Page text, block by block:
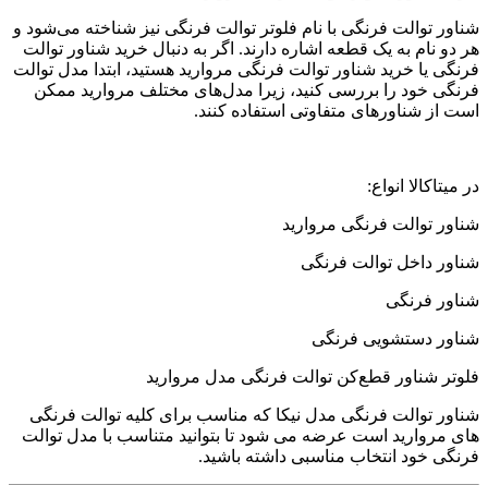
شناور توالت فرنگی با نام فلوتر توالت فرنگی نیز شناخته می‌شود و
هر دو نام به یک قطعه اشاره دارند. اگر به دنبال خرید شناور توالت
فرنگی یا خرید شناور توالت فرنگی مروارید هستید، ابتدا مدل توالت
فرنگی خود را بررسی کنید، زیرا مدل‌های مختلف مروارید ممکن
است از شناورهای متفاوتی استفاده کنند.
در میتاکالا انواع:
شناور توالت فرنگی مروارید
شناور داخل توالت فرنگی
شناور فرنگی
شناور دستشویی فرنگی
فلوتر شناور قطع‌کن توالت فرنگی مدل مروارید
شناور توالت فرنگی مدل نیکا که مناسب برای کلیه توالت فرنگی
های مروارید است عرضه می شود تا بتوانید متناسب با مدل توالت
فرنگی خود انتخاب مناسبی داشته باشید.